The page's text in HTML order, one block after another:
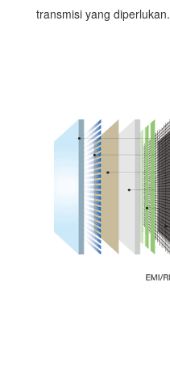
transmisi yang diperlukan.